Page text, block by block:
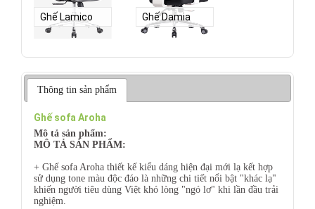
Ghế Lamico Ghế Damia
Thông tin sản phẩm
Ghế sofa Aroha
Mô tả sản phẩm:
MÔ TẢ SẢN PHẨM:
+ Ghế sofa Aroha thiết kế kiểu dáng hiện đại mới lạ kết hợp
sử dụng tone màu độc đáo là những chi tiết nổi bật "khác lạ"
khiến người tiêu dùng Việt khó lòng "ngó lơ" khi lần đầu trải
nghiệm.